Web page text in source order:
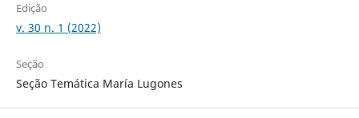
Edição
v. 30 n. 1 (2022)
Seção
Seção Temática María Lugones